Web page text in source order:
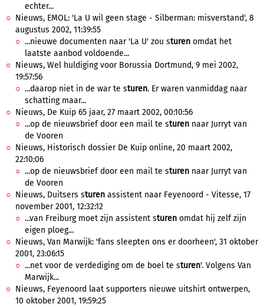
echter...
Nieuws, EMOL: 'La U wil geen stage - Silberman: misverstand', 8
augustus 2002, 11:39:55
...nieuwe documenten naar 'La U' zou sturen omdat het
laatste aanbod voldoende...
Nieuws, Wel huldiging voor Borussia Dortmund, 9 mei 2002,
19:57:56
...daarop niet in de war te sturen. Er waren vanmiddag naar
schatting maar...
Nieuws, De Kuip 65 jaar, 27 maart 2002, 00:10:56
...op de nieuwsbrief door een mail te sturen naar Jurryt van
de Vooren
Nieuws, Historisch dossier De Kuip online, 20 maart 2002,
22:10:06
...op de nieuwsbrief door een mail te sturen naar Jurryt van
de Vooren
Nieuws, Duitsers sturen assistent naar Feyenoord - Vitesse, 17
november 2001, 12:32:12
...van Freiburg moet zijn assistent sturen omdat hij zelf zijn
eigen ploeg...
Nieuws, Van Marwijk: 'fans sleepten ons er doorheen', 31 oktober
2001, 23:06:15
...net voor de verdediging om de boel te sturen'. Volgens Van
Marwijk...
Nieuws, Feyenoord laat supporters nieuwe uitshirt ontwerpen,
10 oktober 2001, 19:59:25